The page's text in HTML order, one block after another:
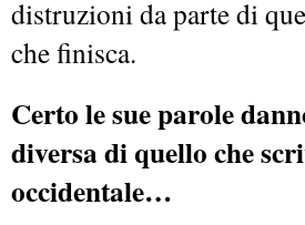
distruzioni da parte di
che finisca.
Certo le sue parole
diversa di quello che
occidentale…